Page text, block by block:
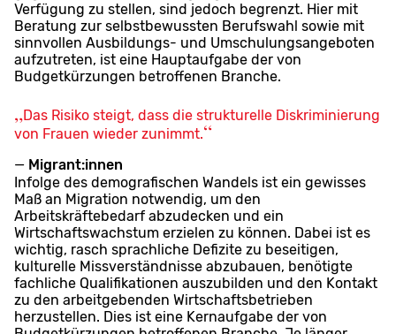
Verfügung zu stellen, sind jedoch begrenzt. Hier mit
Beratung zur selbstbewussten Berufswahl sowie mit
sinnvollen Ausbildungs- und Umschulungsangeboten
aufzutreten, ist eine Hauptaufgabe der von
Budgetkürzungen betroffenen Branche.
Das Risiko steigt, dass die strukturelle Diskriminierung
von Frauen wieder zunimmt.
Migrant:innen
Infolge des demografischen Wandels ist ein gewisses
Maß an Migration notwendig, um den
Arbeitskräftebedarf abzudecken und ein
Wirtschaftswachstum erzielen zu können. Dabei ist es
wichtig, rasch sprachliche Defizite zu beseitigen,
kulturelle Missverständnisse abzubauen, benötigte
fachliche Qualifikationen auszubilden und den Kontakt
zu den arbeitgebenden Wirtschaftsbetrieben
herzustellen. Dies ist eine Kernaufgabe der von